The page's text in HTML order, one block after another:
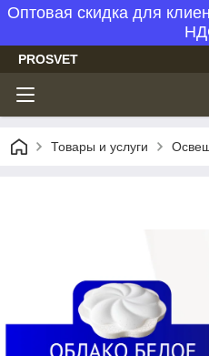
Оптовая скидка для
PROSVET
Товары и услуги